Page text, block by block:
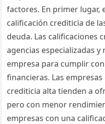
factores. En primer lugar,
calificación crediticia de
deuda. Las calificaciones
agencias especializadas
empresa para cumplir
financieras. Las
crediticia alta tienden a
pero con menor
empresas con una